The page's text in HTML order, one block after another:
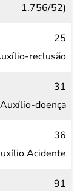
1.756/52)
25
reclusão
31
Auxílio-doença
36
Acidente
91